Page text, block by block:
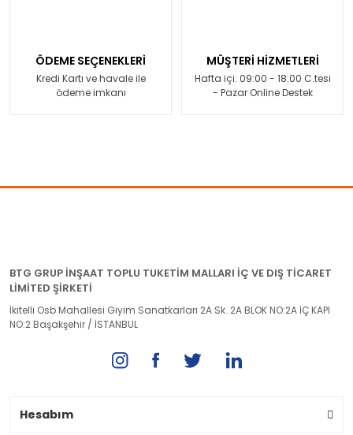
ÖDEME SEÇENEKLERİ
Kredi Kartı ve havale ile
ödeme imkanı
MÜŞTERİ HİZMETLERİ
Hafta içi: 09:00 - 18:00 C.tesi
- Pazar Online Destek
BTG GRUP İNŞAAT TOPLU TUKETİM MALLARI İÇ VE DIŞ TİCARET
LİMİTED ŞİRKETİ
İkitelli Osb Mahallesi Giyim Sanatkarları 2A Sk. 2A BLOK NO:2A İÇ KAPI
NO:2 Başakşehir / İSTANBUL
Hesabım